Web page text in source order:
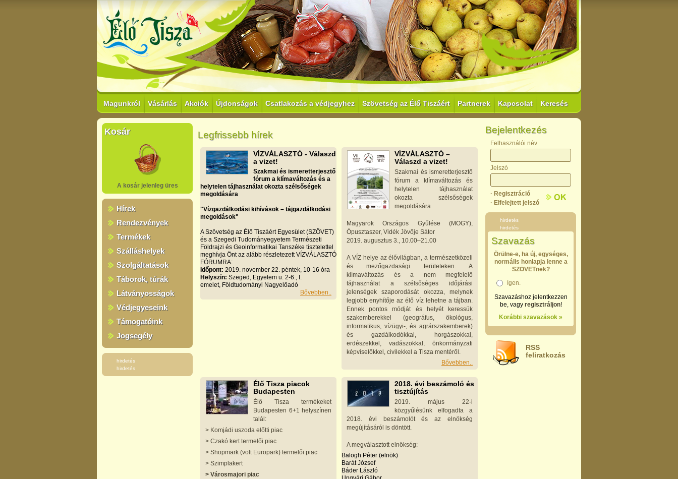
Magunkról Vásárlás Akciók Újdonságok Csatlakozás a védjegyhez Szövetség az Élő Tiszáért Partnerek Kapcsolat Keresés
Kosár
A kosár jelenleg üres
Hírek
Rendezvények
Termékek
Szálláshelyek
Szolgáltatások
Táborok, túrák
Látványosságok
Védjegyeseink
Támogatóink
Jogsegély
hirdetés
hirdetés
Legfrissebb hírek
VÍZVÁLASZTÓ - Válaszd
a vizet!
Szakmai és ismeretterjesztő
fórum a klímaváltozás és a
helytelen tájhasználat okozta szélsőségek
megoldására
"Vízgazdálkodási kihívások – tájgazdálkodási
megoldások"
A Szövetség az Élő Tiszáért Egyesület (SZÖVET)
és a Szegedi Tudományegyetem Természeti
Földrajzi és Geoinformatikai Tanszéke tisztelettel
meghívja Önt az alább részletezett VÍZVÁLASZTÓ
FÓRUMRA:
Időpont: 2019. november 22. péntek, 10-16 óra
Helyszín: Szeged, Egyetem u. 2-6., I.
emelet, Földtudományi Nagyelőadó
Bővebben..
VÍZVÁLASZTÓ –
Válaszd a vizet!
Szakmai és ismeretterjesztő
fórum a klímaváltozás és
helytelen tájhasználat
okozta szélsőségek
megoldására
Magyarok Országos Gyűlése (MOGY),
Ópusztaszer, Vidék Jövője Sátor
2019. augusztus 3., 10.00–21.00
A VÍZ helye az élővilágban, a természetközeli
és mezőgazdasági területeken. A
klímaváltozás és a nem megfelelő
tájhasználat a szélsőséges időjárási
jelenségek szaporodását okozza, melynek
legjobb enyhítője az élő víz lehetne a tájban.
Ennek pontos módját és helyét keressük
szakemberekkel (geográfus, ökológus,
informatikus, vízügyi-, és agrárszakemberek)
és gazdálkodókkal, horgászokkal,
erdészekkel, vadászokkal, önkormányzati
képviselőkkel, civilekkel a Tisza mentéről.
Bővebben..
Élő Tisza piacok
Budapesten
Élő Tisza termékeket
Budapesten 6+1 helyszínen
talál:
> Komjádi uszoda előtti piac
> Czakó kert termelői piac
> Shopmark (volt Europark) termelői piac
> Szimplakert
> Városmajori piac
2018. évi beszámoló és
tisztújítás
2019. május 22-i
közgyűlésünk elfogadta a
2018. évi beszámolót és az elnökség
megújításáról is döntött.
A megválasztott elnökség:
Balogh Péter (elnök)
Barát József
Báder László
Bejelentkezés
Felhasználói név
Jelszó
· Regisztráció
· Elfelejtett jelszó
hirdetés
hirdetés
Szavazás
Örülne-e, ha új, egységes,
normális honlapja lenne a
SZÖVETnek?
Igen.
Szavazáshoz jelentkezzen
be, vagy regisztráljon!
Korábbi szavazások »
RSS
feliratkozás